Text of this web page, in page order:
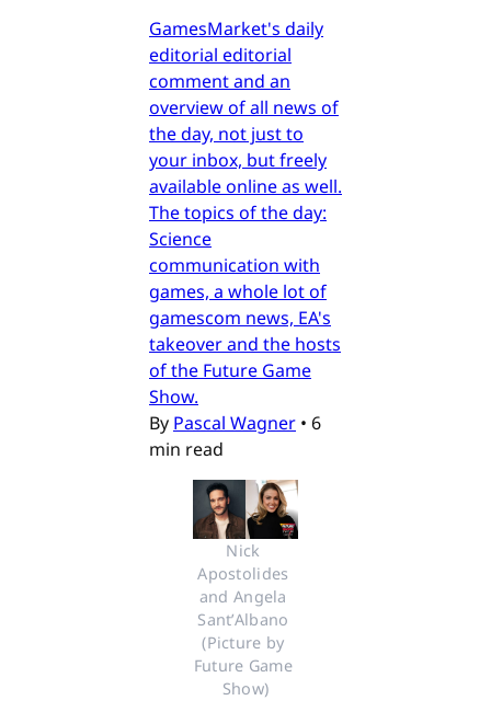
GamesMarket's daily
editorial editorial
comment and an
overview of all news of
the day, not just to
your inbox, but freely
available online as well.
The topics of the day:
Science
communication with
games, a whole lot of
gamescom news, EA's
takeover and the hosts
of the Future Game
Show.
By Pascal Wagner • 6
min read
Nick
Apostolides
and Angela
Sant’Albano
(Picture by
Future Game
Show)